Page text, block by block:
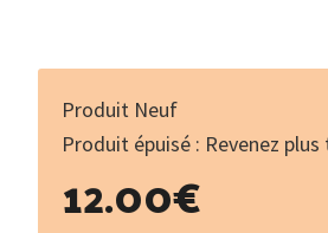
Produit Neuf
Produit épuisé : Revenez plus
12.00€